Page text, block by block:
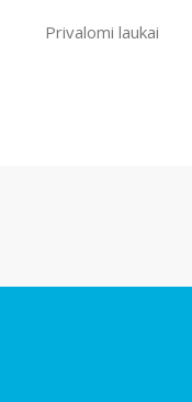
Privalomi laukai